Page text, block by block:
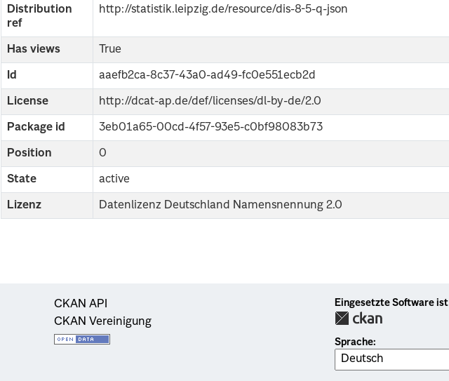
Distribution
ref
http://statistik.leipzig.de/resource/dis-8-5-q-json
Has views True
Id aaefb2ca-8c37-43a0-ad49-fc0e551ecb2d
License http://dcat-ap.de/def/licenses/dl-by-de/2.0
Package id 3eb01a65-00cd-4f57-93e5-c0bf98083b73
Position 0
State active
Lizenz Datenlizenz Deutschland Namensnennung 2.0
CKAN API
CKAN Vereinigung
Eingesetzte Software ist
Sprache